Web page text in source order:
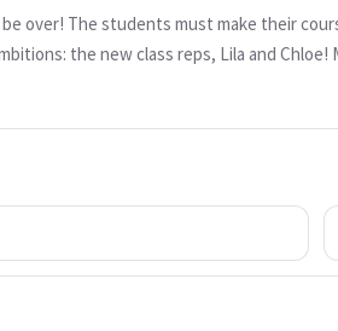
over! The students must make their
the new class reps, Lila and